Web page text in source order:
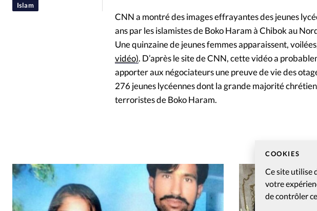
COOKIES
Ce site utilise
votre
de contrôler
Islam
CNN a montré des images effrayantes des jeunes
ans par les islamistes de Boko Haram à Chibok au
Une quinzaine de jeunes femmes apparaissent,
vidéo). D’après le site de CNN, cette vidéo a
apporter aux négociateurs une preuve de vie des
276 jeunes lycéennes dont la grande majorité
terroristes de Boko Haram.